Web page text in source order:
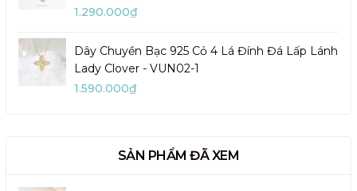
1.290.000₫
Dây Chuyền Bạc 925 Cỏ 4 Lá Đính Đá Lấp Lánh
Lady Clover - VUN02-1
1.590.000₫
SẢN PHẨM ĐÃ XEM